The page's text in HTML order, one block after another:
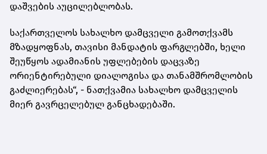
დაშვების აუცილებლობას.
საქართველოს სახალხო დამცველი გამოთქვამს
მზადყოფნას, თავისი მანდატის ფარგლებში, ხელი
შეუწყოს ადამიანის უფლებების დაცვაზე
ორიენტირებული დიალოგისა და თანამშრომლობის
გაძლიერებას“, - ნათქვამია სახალხო დამცველის
მიერ გავრცელებულ განცხადებაში.